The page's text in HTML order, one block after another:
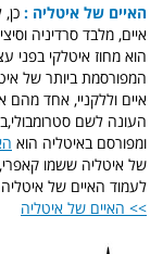
האיים של איטליה :
איים, מלבד סרדיניה
הוא מחוז איטלקי בפני
המפורסמת ביותר של
איים וללקניי, אחד מהם
העונה לשם
ומפורסם באיטליה הוא
של איטליה ששמו
לעמוד האיים של
>> האיים של איטליה